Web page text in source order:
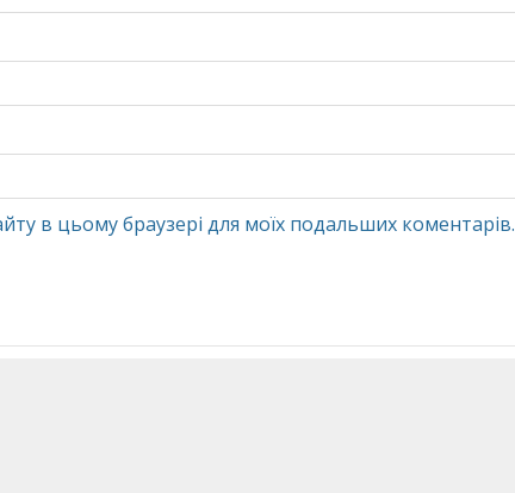
в цьому браузері для моїх подальших коментарів.